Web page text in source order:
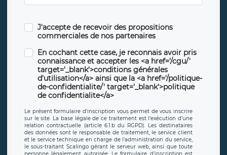
J'accepte de recevoir des propositions
commerciales de nos partenaires
En cochant cette case, je reconnais avoir pris
connaissance et accepter les <a href='/cgu/'
target='_blank'>conditions générales
d'utilisation</a> ainsi que la <a href='/politique-
de-confidentialite/' target='_blank'>politique
de confidentialite</a>
Le présent formulaire d’inscription vous permet de vous inscrire
sur le site. La base légale de ce traitement est l’exécution d’une
relation contractuelle (article 6.1.b du RGPD). Les destinataires
des données sont le responsable de traitement, le service client
et le service technique en charge de l’administration du service,
le sous-traitant Scalingo gérant le serveur web, ainsi que toute